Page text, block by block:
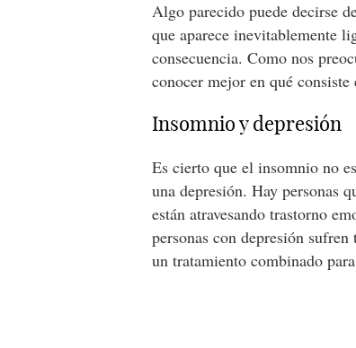
Algo parecido puede decirse
que aparece inevitablemente
consecuencia. Como nos
conocer mejor en qué consiste
Insomnio y depresión
Es cierto que el insomnio no
una depresión. Hay personas
están atravesando trastorno
personas con depresión
un tratamiento combinado